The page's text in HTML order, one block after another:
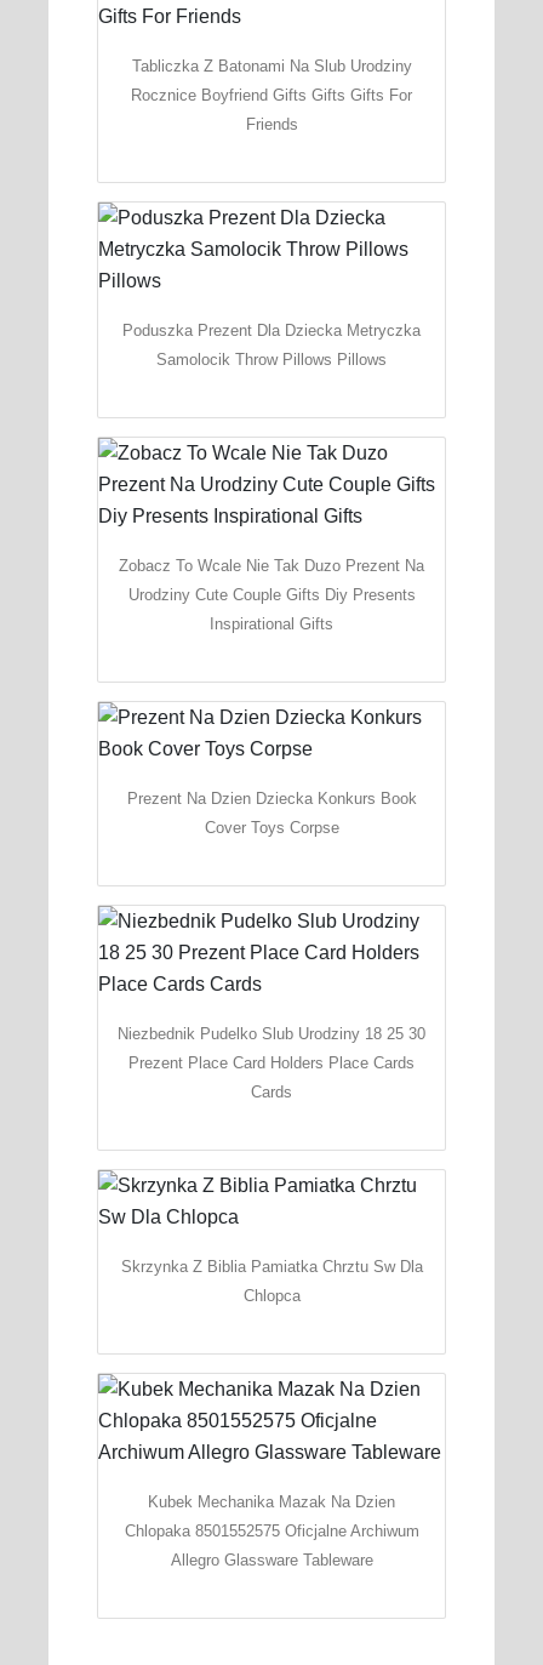
Tabliczka Z Batonami Na Slub Urodziny
Rocznice Boyfriend Gifts Gifts Gifts For
Friends
Poduszka Prezent Dla Dziecka Metryczka
Samolocik Throw Pillows Pillows
Zobacz To Wcale Nie Tak Duzo Prezent Na
Urodziny Cute Couple Gifts Diy Presents
Inspirational Gifts
Prezent Na Dzien Dziecka Konkurs Book
Cover Toys Corpse
Niezbednik Pudelko Slub Urodziny 18 25 30
Prezent Place Card Holders Place Cards
Cards
Skrzynka Z Biblia Pamiatka Chrztu Sw Dla
Chlopca
Kubek Mechanika Mazak Na Dzien
Chlopaka 8501552575 Oficjalne Archiwum
Allegro Glassware Tableware